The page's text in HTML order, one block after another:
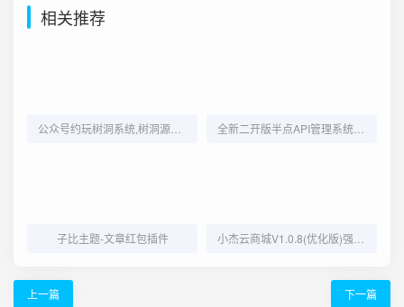
相关推荐
子比主题-文章红包插件
上一篇 下一篇